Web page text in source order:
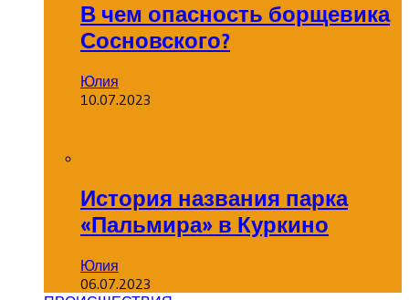
В чем опасность борщевика
Сосновского?
Юлия
10.07.2023
История названия парка
«Пальмира» в Куркино
Юлия
06.07.2023